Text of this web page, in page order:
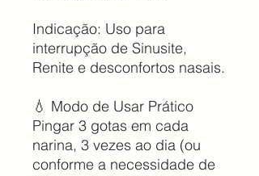
Indicação: Uso para
interrupção de Sinusite,
Renite e desconfortos nasais.
💧 Modo de Usar Prático
Pingar 3 gotas em cada
narina, 3 vezes ao dia (ou
conforme a necessidade de